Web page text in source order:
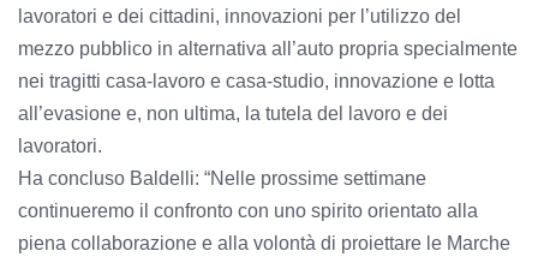
lavoratori e dei cittadini, innovazioni per l’utilizzo del
mezzo pubblico in alternativa all’auto propria specialmente
nei tragitti casa-lavoro e casa-studio, innovazione e lotta
all’evasione e, non ultima, la tutela del lavoro e dei
lavoratori.
Ha concluso Baldelli: “Nelle prossime settimane
continueremo il confronto con uno spirito orientato alla
piena collaborazione e alla volontà di proiettare le Marche